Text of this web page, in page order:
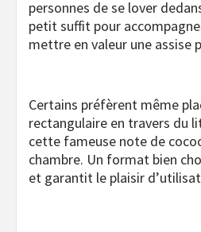
personnes de se lover
petit suffit pour
mettre en valeur une assise
Certains préfèrent même
rectangulaire en travers du
cette fameuse note de
chambre. Un format bien
et garantit le plaisir